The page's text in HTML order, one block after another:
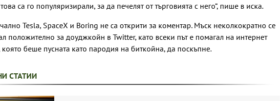
са го популяризирали, за да печелят от търговията с него“, пише в иска.
Tesla, SpaceX и Boring не са открити за коментар. Мъск неколкократно се
положително за доуджкойн в Twitter, като всеки път е помагал на интернет
която беше пусната като пародия на биткойна, да поскъпне.
СТАТИИ